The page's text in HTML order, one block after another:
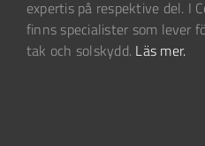
expertis på respektive del. I
finns specialister som lever
tak och solskydd. Läs mer.